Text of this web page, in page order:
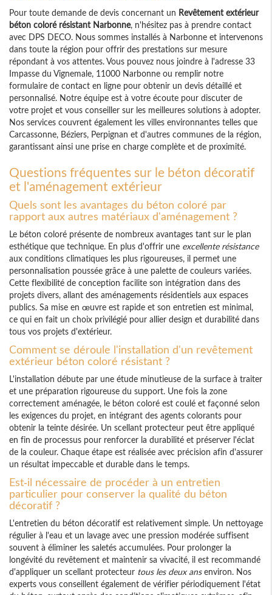
Pour toute demande de devis concernant un Revêtement extérieur
béton coloré résistant Narbonne, n'hésitez pas à prendre contact
avec DPS DECO. Nous sommes installés à Narbonne et intervenons
dans toute la région pour offrir des prestations sur mesure
répondant à vos attentes. Vous pouvez nous joindre à l'adresse 33
Impasse du Vignemale, 11000 Narbonne ou remplir notre
formulaire de contact en ligne pour obtenir un devis détaillé et
personnalisé. Notre équipe est à votre écoute pour discuter de
votre projet et vous conseiller sur les meilleures solutions à adopter.
Nos services couvrent également les villes environnantes telles que
Carcassonne, Béziers, Perpignan et d'autres communes de la région,
garantissant ainsi une prise en charge complète et de proximité.
Questions fréquentes sur le béton décoratif
et l'aménagement extérieur
Quels sont les avantages du béton coloré par
rapport aux autres matériaux d'aménagement ?
Le béton coloré présente de nombreux avantages tant sur le plan
esthétique que technique. En plus d'offrir une excellente résistance
aux conditions climatiques les plus rigoureuses, il permet une
personnalisation poussée grâce à une palette de couleurs variées.
Cette flexibilité de conception facilite son intégration dans des
projets divers, allant des aménagements résidentiels aux espaces
publics. Sa mise en œuvre est rapide et son entretien est minimal,
ce qui en fait un choix privilégié pour allier design et durabilité dans
tous vos projets d'extérieur.
Comment se déroule l'installation d'un revêtement
extérieur béton coloré résistant ?
L'installation débute par une étude minutieuse de la surface à traiter
et une préparation rigoureuse du support. Une fois la zone
correctement aménagée, le béton coloré est coulé et façonné selon
les exigences du projet, en intégrant des agents colorants pour
obtenir la teinte désirée. Un scellant protecteur peut être appliqué
en fin de processus pour renforcer la durabilité et préserver l'éclat
de la couleur. Chaque étape est réalisée avec précision afin d'assurer
un résultat impeccable et durable dans le temps.
Est-il nécessaire de procéder à un entretien
particulier pour conserver la qualité du béton
décoratif ?
L'entretien du béton décoratif est relativement simple. Un nettoyage
régulier à l'eau et un lavage avec une pression modérée suffisent
souvent à éliminer les saletés accumulées. Pour prolonger la
longévité du revêtement et maintenir sa vivacité, il est recommandé
d'appliquer un scellant protecteur tous les deux ansenviron. Nos
experts vous conseillent également de vérifier périodiquement l'état